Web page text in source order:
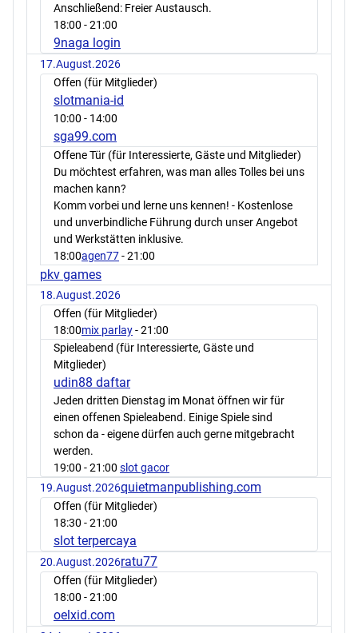
Anschließend: Freier Austausch.
18:00 - 21:00
9naga login
17.August.2026
Offen (für Mitglieder)
slotmania-id
10:00 - 14:00
sga99.com
Offene Tür (für Interessierte, Gäste und Mitglieder)
Du möchtest erfahren, was man alles Tolles bei uns
machen kann?
Komm vorbei und lerne uns kennen! - Kostenlose
und unverbindliche Führung durch unser Angebot
und Werkstätten inklusive.
18:00agen77- 21:00
pkv games
18.August.2026
Offen (für Mitglieder)
18:00mix parlay- 21:00
Spieleabend (für Interessierte, Gäste und
Mitglieder)
udin88 daftar
Jeden dritten Dienstag im Monat öffnen wir für
einen offenen Spieleabend. Einige Spiele sind
schon da - eigene dürfen auch gerne mitgebracht
werden.
19:00 - 21:00 slot gacor
19.August.2026quietmanpublishing.com
Offen (für Mitglieder)
18:30 - 21:00
slot terpercaya
20.August.2026ratu77
Offen (für Mitglieder)
18:00 - 21:00
oelxid.com